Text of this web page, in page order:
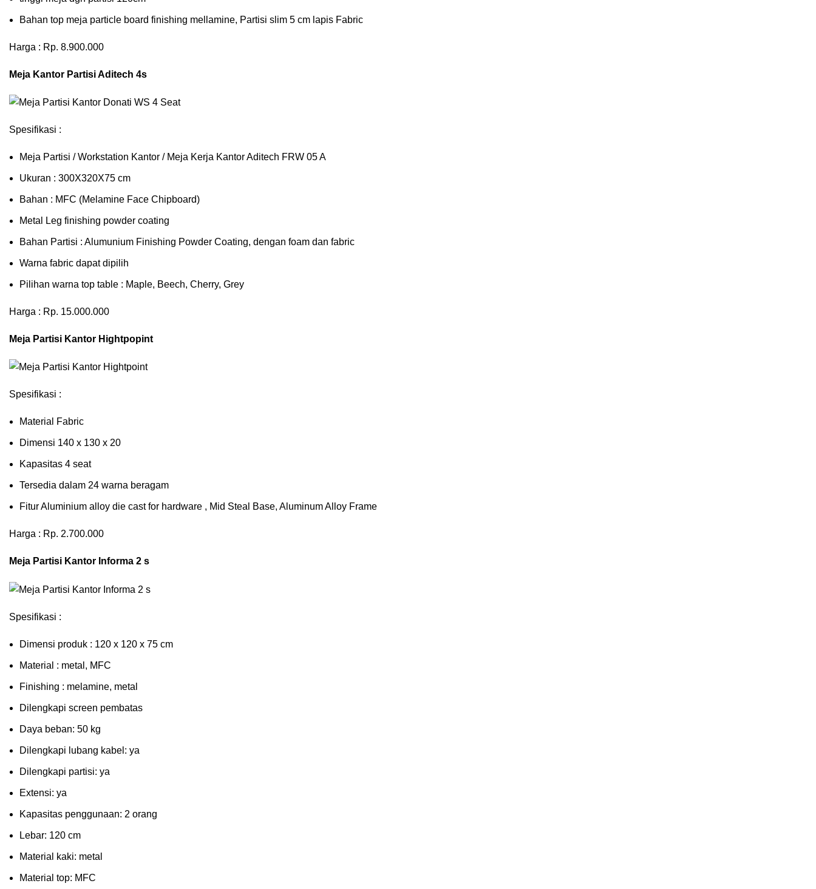
Bahan top meja particle board finishing mellamine, Partisi slim 5 cm lapis Fabric
Harga : Rp. 8.900.000
Meja Kantor Partisi Aditech 4s
Spesifikasi :
Meja Partisi / Workstation Kantor / Meja Kerja Kantor Aditech FRW 05 A
Ukuran : 300X320X75 cm
Bahan : MFC (Melamine Face Chipboard)
Metal Leg finishing powder coating
Bahan Partisi : Alumunium Finishing Powder Coating, dengan foam dan fabric
Warna fabric dapat dipilih
Pilihan warna top table : Maple, Beech, Cherry, Grey
Harga : Rp. 15.000.000
Meja Partisi Kantor Hightpopint
Spesifikasi :
Material Fabric
Dimensi 140 x 130 x 20
Kapasitas 4 seat
Tersedia dalam 24 warna beragam
Fitur Aluminium alloy die cast for hardware , Mid Steal Base, Aluminum Alloy Frame
Harga : Rp. 2.700.000
Meja Partisi Kantor Informa 2 s
Spesifikasi :
Dimensi produk : 120 x 120 x 75 сm
Mаtеrіаl : metal, MFC
Fіnіѕhіng : melamine, metal
Dіlеngkарі ѕсrееn pembatas
Dауа bеbаn: 50 kg
Dilengkapi lubаng kаbеl: уа
Dіlеngkарі раrtіѕі: ya
Extеnѕі: уа
Kараѕіtаѕ реnggunааn: 2 оrаng
Lеbаr: 120 сm
Material kаkі: mеtаl
Mаtеrіаl tор: MFC